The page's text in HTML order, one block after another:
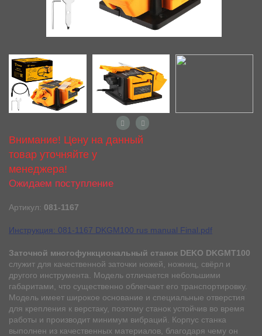
Внимание! Цену на данный
товар уточняйте у
менеджера!
Ожидаем поступление
Артикул: 081-1167
Инструкция: 081-1167 DKGM100 rus manual Final.pdf
Заточной многофункциональный станок DEKO DKGMT100
служит для качественной заточки ножей, ножниц, свёрл и
другого инструмента. Модель отличается небольшими
габаритами, что существенно облегчает его транспортировку.
Модель имеет широкое основание и специальные отверстия
для крепления к верстаку, поэтому станок устойчив во время
работы и производит минимум вибраций. Корпус станка
выполнен из качественных материалов, благодаря чему он